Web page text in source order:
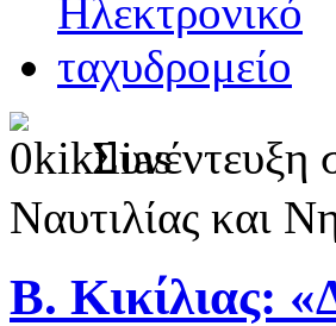
Ναυτιλίας και
Β. Κικίλιας: